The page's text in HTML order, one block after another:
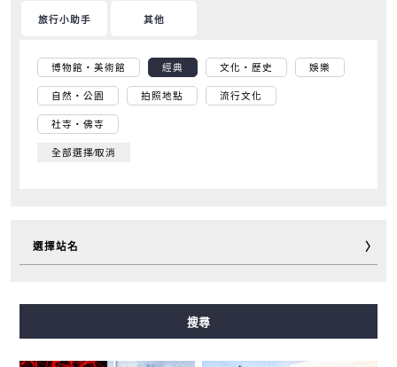
旅行小助手 其他
博物館・美術館 經典 文化・歷史 娛樂
自然・公園 拍照地點 流行文化
社寺・佛寺
全部選擇∕取消
選擇站名
搜尋